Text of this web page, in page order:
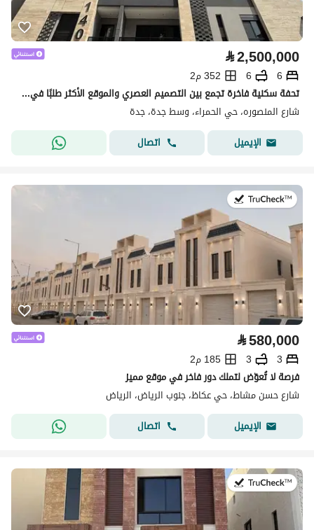
⃁2,500,000
6
6
352 م2
تحفة سكنية فاخرة تجمع بين التصميم العصري والموقع الأكثر طلبًا في قلب جدة – حي الحمراء جاهز للإفراغ الفوري
شارع المنصوره، حي الحمراء، وسط جدة، جدة
الإيميل
اتصال
⃁580,000
3
3
185 م2
فرصة لا تُعوّض لتملك دور فاخر في موقع مميز
شارع حسن مشاط، حي عكاظ، جنوب الرياض، الرياض
الإيميل
اتصال
في:9 يوليو 2026